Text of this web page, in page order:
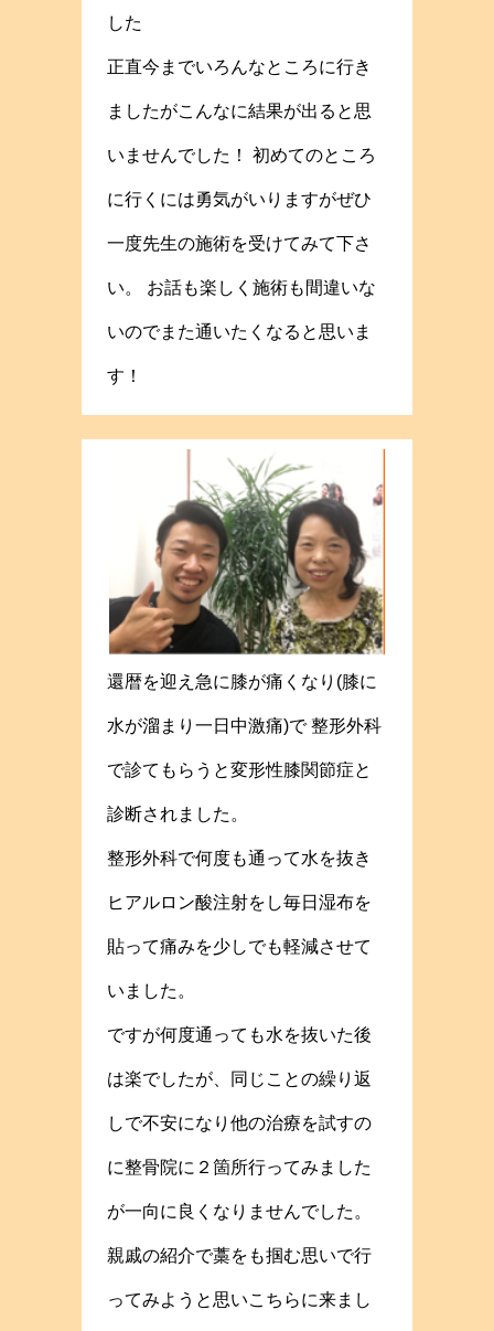
した
正直今までいろんなところに行き
ましたがこんなに結果が出ると思
いませんでした！ 初めてのところ
に行くには勇気がいりますがぜひ
一度先生の施術を受けてみて下さ
い。 お話も楽しく施術も間違いな
いのでまた通いたくなると思いま
す！
還暦を迎え急に膝が痛くなり(膝に
水が溜まり一日中激痛)で 整形外科
で診てもらうと変形性膝関節症と
診断されました。
整形外科で何度も通って水を抜き
ヒアルロン酸注射をし毎日湿布を
貼って痛みを少しでも軽減させて
いました。
ですが何度通っても水を抜いた後
は楽でしたが、同じことの繰り返
しで不安になり他の治療を試すの
に整骨院に２箇所行ってみました
が一向に良くなりませんでした。
親戚の紹介で藁をも掴む思いで行
ってみようと思いこちらに来まし